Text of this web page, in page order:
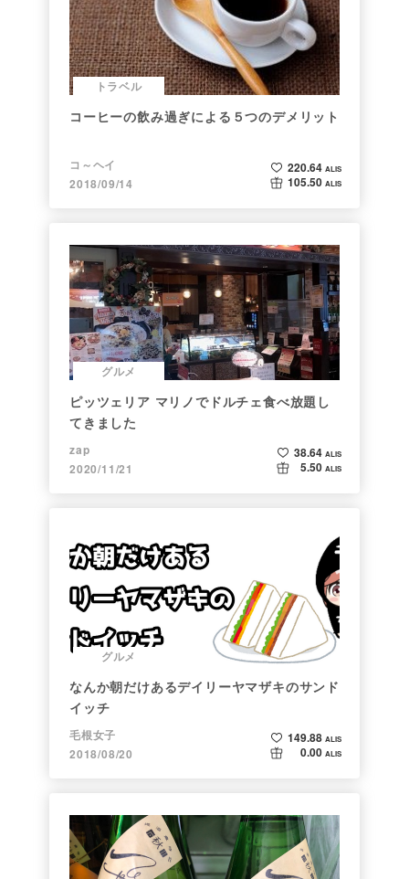
トラベル
コーヒーの飲み過ぎによる５つのデメリット
コ～ヘイ
2018/09/14
220.64 ALIS
105.50 ALIS
グルメ
ピッツェリア マリノでドルチェ食べ放題し
てきました
zap
2020/11/21
38.64 ALIS
5.50 ALIS
グルメ
なんか朝だけあるデイリーヤマザキのサンド
イッチ
毛根女子
2018/08/20
149.88 ALIS
0.00 ALIS